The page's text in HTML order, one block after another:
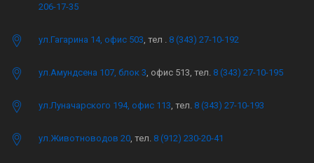
206-17-35
ул.Гагарина 14, офис 503 , тел . 8 (343) 27-10-192
ул.Амундсена 107, блок 3 , офис 513, тел. 8 (343) 27-10-195
ул.Луначарского 194, офис 113 , тел. 8 (343) 27-10-193
ул.Животноводов 20 , тел. 8 (912) 230-20-41